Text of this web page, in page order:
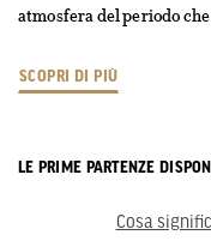
atmosfera del periodo
SCOPRI DI PIÙ
LE PRIME PARTENZE
Cosa